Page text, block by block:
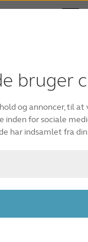
bruger
og annoncer, til
for sociale
har indsamlet fra
dig med
om vores